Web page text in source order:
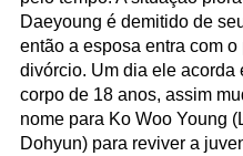
Daeyoung é demitido de
então a esposa entra com
divórcio. Um dia ele acorda
corpo de 18 anos, assim
nome para Ko Woo Young
Dohyun) para reviver a